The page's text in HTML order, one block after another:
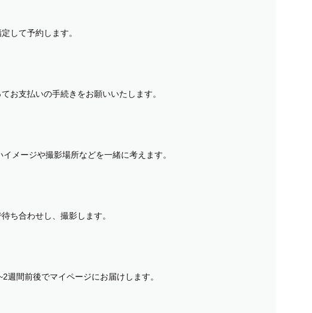
して予約します。
お支払いの手続きをお願いいたします。
メージや撮影場所などを一緒に考えます。
ち合わせし、撮影します。
週間前後でマイページにお届けします。